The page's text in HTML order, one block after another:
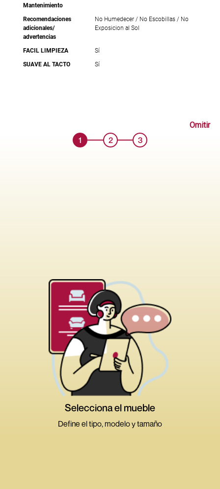
Mantenimiento
Recomendaciones
adicionales/
advertencias
No Humedecer / No Escobillas / No
Exposicion al Sol
FACIL LIMPIEZA
Sí
SUAVE AL TACTO
Sí